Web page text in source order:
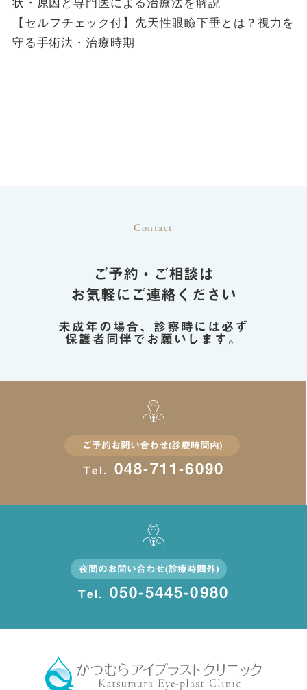
【セルフチェック付】先天性眼瞼下垂とは？視力を
守る手術法・治療時期
未成年の場合、診察時には必ず
保護者同伴でお願いします。
ご予約・ご相談は
お気軽にご連絡ください
Contact
ご予約お問い合わせ(診療時間内)
Tel. 048-711-6090
夜間のお問い合わせ(診療時間外)
Tel. 050-5445-0980